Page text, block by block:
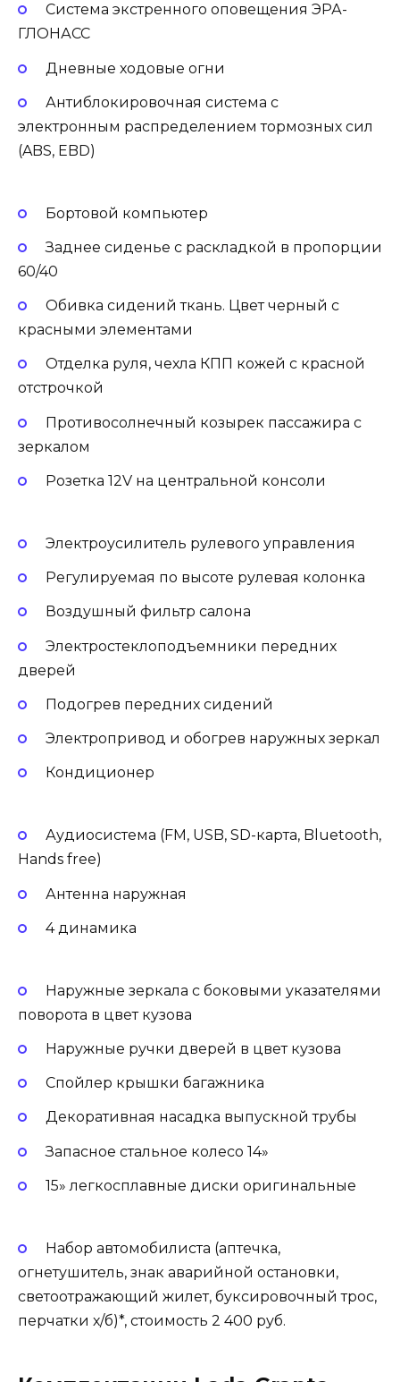
Система экстренного оповещения ЭРА-
ГЛОНАСС
Дневные ходовые огни
Антиблокировочная система с
электронным распределением тормозных сил
(ABS, EBD)
Бортовой компьютер
Заднее сиденье с раскладкой в пропорции
60/40
Обивка сидений ткань. Цвет черный с
красными элементами
Отделка руля, чехла КПП кожей с красной
отстрочкой
Противосолнечный козырек пассажира с
зеркалом
Розетка 12V на центральной консоли
Электроусилитель рулевого управления
Регулируемая по высоте рулевая колонка
Воздушный фильтр салона
Электростеклоподъемники передних
дверей
Подогрев передних сидений
Электропривод и обогрев наружных зеркал
Кондиционер
Аудиосистема (FM, USB, SD-карта, Bluetooth,
Hands free)
Антенна наружная
4 динамика
Наружные зеркала с боковыми указателями
поворота в цвет кузова
Наружные ручки дверей в цвет кузова
Спойлер крышки багажника
Декоративная насадка выпускной трубы
Запасное стальное колесо 14»
15» легкосплавные диски оригинальные
Набор автомобилиста (аптечка,
огнетушитель, знак аварийной остановки,
светоотражающий жилет, буксировочный трос,
перчатки х/б)*, стоимость 2 400 руб.